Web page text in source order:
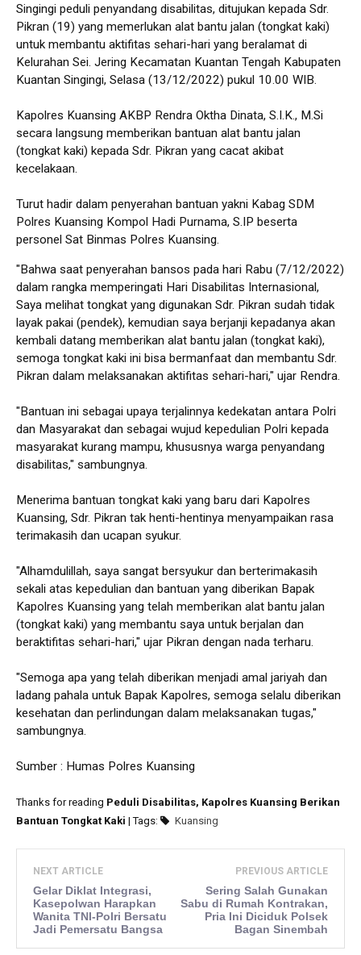
Singingi peduli penyandang disabilitas, ditujukan kepada Sdr.
Pikran (19) yang memerlukan alat bantu jalan (tongkat kaki)
untuk membantu aktifitas sehari-hari yang beralamat di
Kelurahan Sei. Jering Kecamatan Kuantan Tengah Kabupaten
Kuantan Singingi, Selasa (13/12/2022) pukul 10.00 WIB.
Kapolres Kuansing AKBP Rendra Oktha Dinata, S.I.K., M.Si
secara langsung memberikan bantuan alat bantu jalan
(tongkat kaki) kepada Sdr. Pikran yang cacat akibat
kecelakaan.
Turut hadir dalam penyerahan bantuan yakni Kabag SDM
Polres Kuansing Kompol Hadi Purnama, S.IP beserta
personel Sat Binmas Polres Kuansing.
"Bahwa saat penyerahan bansos pada hari Rabu (7/12/2022)
dalam rangka memperingati Hari Disabilitas Internasional,
Saya melihat tongkat yang digunakan Sdr. Pikran sudah tidak
layak pakai (pendek), kemudian saya berjanji kepadanya akan
kembali datang memberikan alat bantu jalan (tongkat kaki),
semoga tongkat kaki ini bisa bermanfaat dan membantu Sdr.
Pikran dalam melaksanakan aktifitas sehari-hari," ujar Rendra.
"Bantuan ini sebagai upaya terjalinnya kedekatan antara Polri
dan Masyarakat dan sebagai wujud kepedulian Polri kepada
masyarakat kurang mampu, khususnya warga penyandang
disabilitas," sambungnya.
Menerima bantuan tongkat kaki yang baru dari Kapolres
Kuansing, Sdr. Pikran tak henti-hentinya menyampaikan rasa
terimakasih dan ucapan syukur.
"Alhamdulillah, saya sangat bersyukur dan berterimakasih
sekali atas kepedulian dan bantuan yang diberikan Bapak
Kapolres Kuansing yang telah memberikan alat bantu jalan
(tongkat kaki) yang membantu saya untuk berjalan dan
beraktifitas sehari-hari," ujar Pikran dengan nada terharu.
"Semoga apa yang telah diberikan menjadi amal jariyah dan
ladang pahala untuk Bapak Kapolres, semoga selalu diberikan
kesehatan dan perlindungan dalam melaksanakan tugas,"
sambungnya.
Sumber : Humas Polres Kuansing
Thanks for reading Peduli Disabilitas, Kapolres Kuansing Berikan
Bantuan Tongkat Kaki | Tags: Kuansing
NEXT ARTICLE
Gelar Diklat Integrasi,
Kasepolwan Harapkan
Wanita TNI-Polri Bersatu
Jadi Pemersatu Bangsa
PREVIOUS ARTICLE
Sering Salah Gunakan
Sabu di Rumah Kontrakan,
Pria Ini Diciduk Polsek
Bagan Sinembah